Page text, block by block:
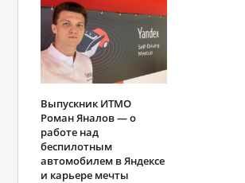
Выпускник ИТМО
Роман Яналов ― о
работе над
беспилотным
автомобилем в Яндексе
и карьере мечты